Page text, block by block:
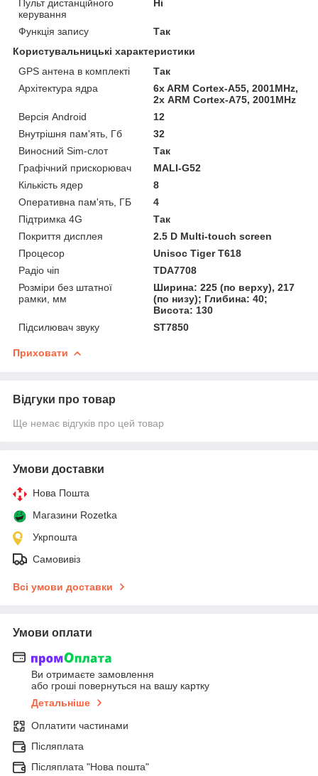
Пульт дистанційного
керування
Ні
Функція запису
Так
Користувальницькі характеристики
GPS антена в комплекті
Так
Архітектура ядра
6x ARM Cortex-A55, 2001MHz,
2х ARM Cortex-A75, 2001MHz
Версія Android
12
Внутрішня пам'ять, Гб
32
Виносний Sim-слот
Так
Графічний прискорювач
MALI-G52
Кількість ядер
8
Оперативна пам'ять, ГБ
4
Підтримка 4G
Так
Покриття дисплея
2.5 D Multi-touch screen
Процесор
Unisoc Tiger T618
Радіо чіп
TDA7708
Розміри без штатної
рамки, мм
Ширина: 225 (по верху), 217
(по низу); Глибина: 40;
Висота: 130
Підсилювач звуку
ST7850
Приховати
Відгуки про товар
Ще немає відгуків про цей товар
Умови доставки
Нова Пошта
Магазини Rozetka
Укрпошта
Самовивіз
Всі умови доставки
Умови оплати
Ви отримаєте замовлення
або гроші повернуться на вашу картку
Детальніше
Оплатити частинами
Післяплата
Післяплата "Нова пошта"